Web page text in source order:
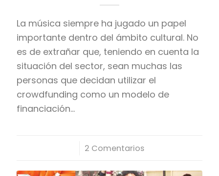
La música siempre ha jugado un papel
importante dentro del ámbito cultural. No
es de extrañar que, teniendo en cuenta la
situación del sector, sean muchas las
personas que decidan utilizar el
crowdfunding como un modelo de
financiación…
2 Comentarios